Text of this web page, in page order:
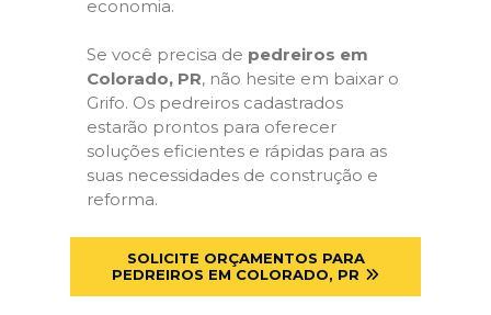
economia.
Se você precisa de pedreiros em
Colorado, PR, não hesite em baixar o
Grifo. Os pedreiros cadastrados
estarão prontos para oferecer
soluções eficientes e rápidas para as
suas necessidades de construção e
reforma.
SOLICITE ORÇAMENTOS PARA
PEDREIROS EM COLORADO, PR